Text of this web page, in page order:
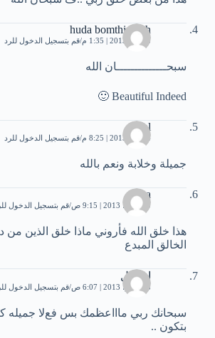
huda bomthininah
3 مايو، 2013 | 1:35 م قم بتسجيل الدخول للرد
سبحــــــــــــــان الله
Beautiful Indeed 🙂
zuhal
4 مايو، 2013 | 8:25 م قم بتسجيل الدخول للرد
جميلة وخلابة ونعم بالله
yusra
20 يونيو، 2013 | 9:15 ص قم بتسجيل الدخول
هذا خلق الله فأروني ماذا خلق الذين من
الخالق المبدع
اعتدال
18 يوليو، 2013 | 6:07 ص قم بتسجيل الدخول
سبحانك ربي ماااعظمك بس فعﻻ جميله
بتكون ..